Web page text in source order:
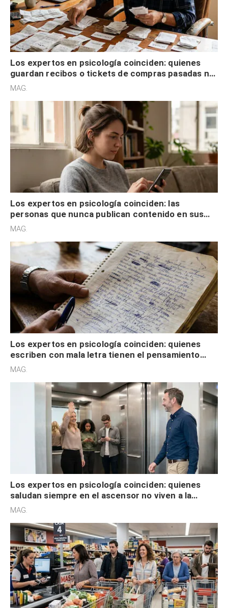
Los expertos en psicología coinciden: quienes
guardan recibos o tickets de compras pasadas no
son acumuladores, sino que tienen necesidad de
MAG.
Los expertos en psicología coinciden: las
personas que nunca publican contenido en sus
redes sociales no pretenden buscar validación
MAG.
Los expertos en psicología coinciden: quienes
escriben con mala letra tienen el pensamiento
acelerado y no lo hacen por desinterés
MAG.
Los expertos en psicología coinciden: quienes
saludan siempre en el ascensor no viven a la
defensiva y tienen apertura social
MAG.